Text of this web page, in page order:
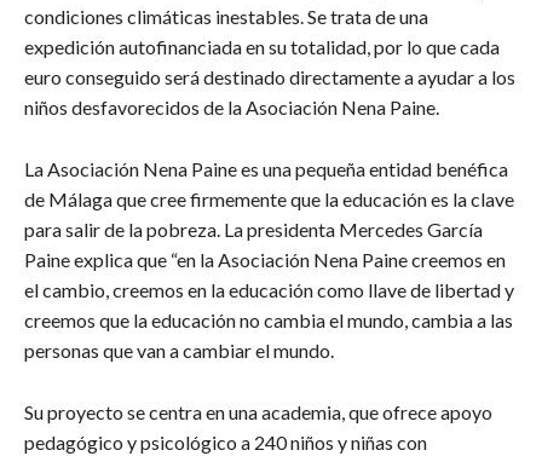
condiciones climáticas inestables. Se trata de una
expedición autofinanciada en su totalidad, por lo que cada
euro conseguido será destinado directamente a ayudar a los
niños desfavorecidos de la Asociación Nena Paine.
La Asociación Nena Paine es una pequeña entidad benéfica
de Málaga que cree firmemente que la educación es la clave
para salir de la pobreza. La presidenta Mercedes García
Paine explica que “en la Asociación Nena Paine creemos en
el cambio, creemos en la educación como llave de libertad y
creemos que la educación no cambia el mundo, cambia a las
personas que van a cambiar el mundo.
Su proyecto se centra en una academia, que ofrece apoyo
pedagógico y psicológico a 240 niños y niñas con